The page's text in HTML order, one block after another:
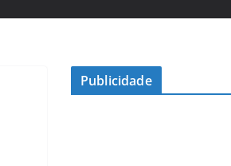
Publicidade